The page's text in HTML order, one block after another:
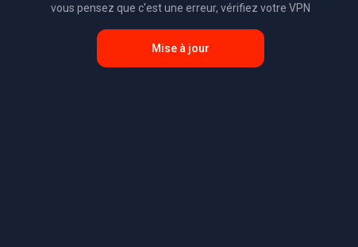
vous pensez que c'est une erreur, vérifiez votre VPN
Mise à jour